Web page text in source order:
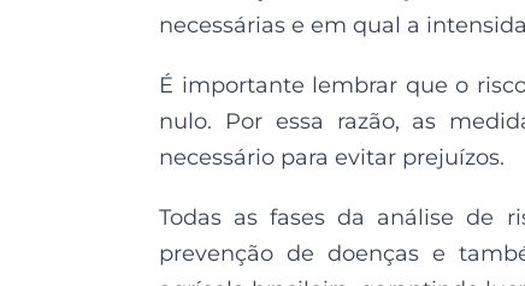
necessárias e em qual a
É importante lembrar que o
nulo. Por essa razão, as
necessário para evitar prejuízos.
Todas as fases da análise de
prevenção de doenças e